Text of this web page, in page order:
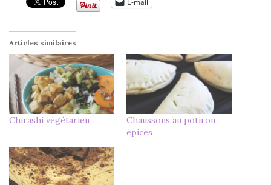
Articles similaires
Chirashi végétarien
Chaussons au potiron
épicés